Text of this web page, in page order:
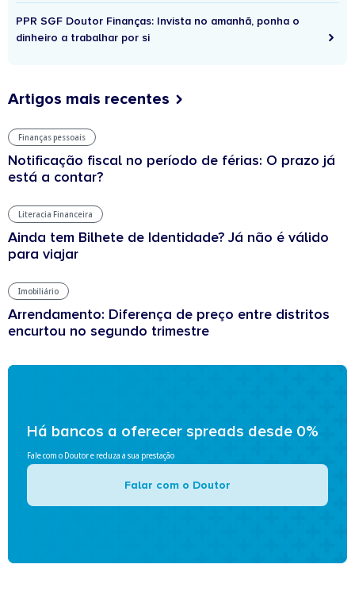
PPR SGF Doutor Finanças: Invista no amanhã, ponha o
dinheiro a trabalhar por si
Artigos mais recentes
Finanças pessoais
Notificação fiscal no período de férias: O prazo já
está a contar?
Literacia Financeira
Ainda tem Bilhete de Identidade? Já não é válido
para viajar
Imobiliário
Arrendamento: Diferença de preço entre distritos
encurtou no segundo trimestre
Há bancos a oferecer spreads desde 0%
Fale com o Doutor e reduza a sua prestação
Falar com o Doutor